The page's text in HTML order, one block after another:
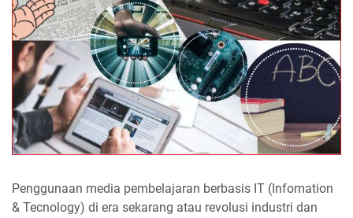
Penggunaan media pembelajaran berbasis IT (Infomation
& Tecnology) di era sekarang atau revolusi industri dan